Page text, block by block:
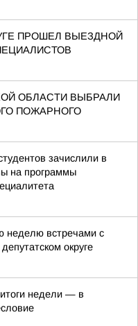
ПРОШЕЛ ВЫЕЗДНОЙ
ОБЛАСТИ ВЫБРАЛИ
ПОЖАРНОГО
зачислили в
на программы
неделю встречами с
округе
недели — в